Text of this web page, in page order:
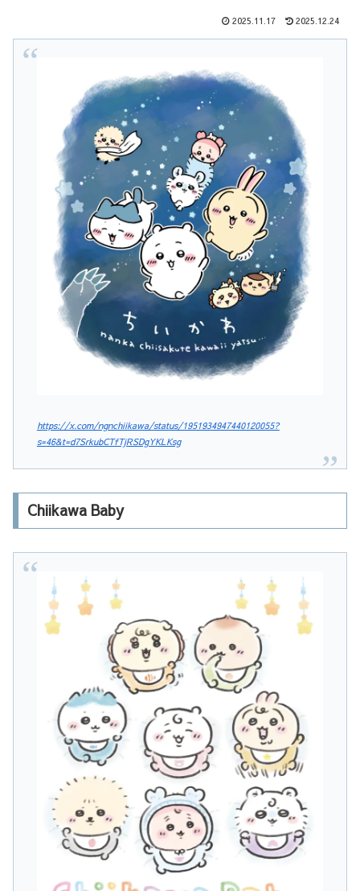
2025.11.17 2025.12.24
https://x.com/ngnchiikawa/status/1951934947440120055?
s=46&t=d7SrkubCTfTjRSDgYKLKsg
Chiikawa Baby